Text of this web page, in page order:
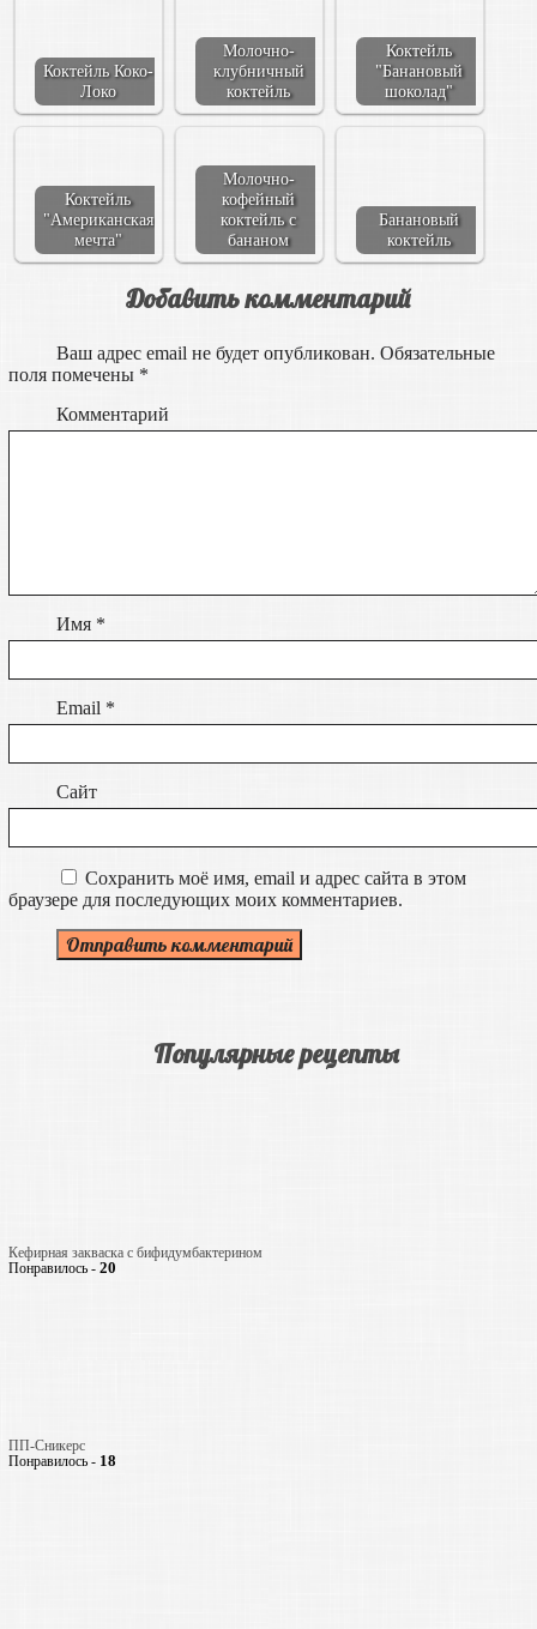
Коктейль Коко-
Локо
Молочно-
клубничный
коктейль
Коктейль
"Банановый
шоколад"
Коктейль
"Американская
мечта"
Молочно-
кофейный
коктейль с
бананом
Банановый
коктейль
Добавить комментарий
Ваш адрес email не будет опубликован. Обязательные
поля помечены *
Комментарий
Имя *
Email *
Сайт
Сохранить моё имя, email и адрес сайта в этом
браузере для последующих моих комментариев.
Популярные рецепты
Кефирная закваска с бифидумбактерином
Понравилось - 20
ПП-Сникерс
Понравилось - 18